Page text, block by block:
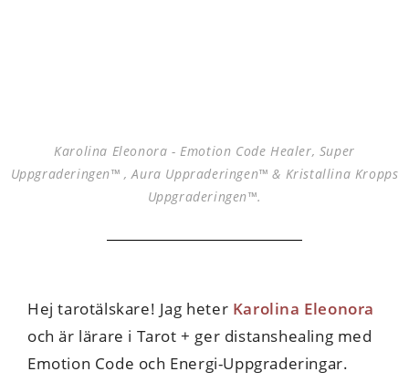
Karolina Eleonora - Emotion Code Healer, Super
Uppgraderingen™ , Aura Uppraderingen™ & Kristallina Kropps
Uppgraderingen™.
Hej tarotälskare! Jag heter Karolina Eleonora
och är lärare i Tarot + ger distanshealing med
Emotion Code och Energi-Uppgraderingar.